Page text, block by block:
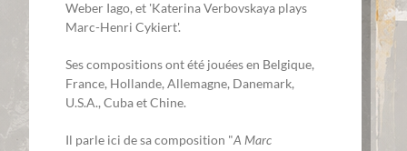
Weber Iago, et 'Katerina Verbovskaya plays
Marc-Henri Cykiert'.
Ses compositions ont été jouées en Belgique,
France, Hollande, Allemagne, Danemark,
U.S.A., Cuba et Chine.
Il parle ici de sa composition "A Marc